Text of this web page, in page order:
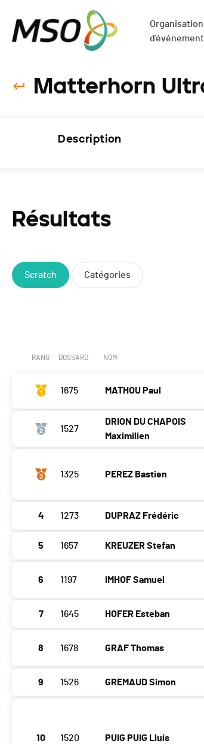
Matterhorn
Description
Résultats
Scratch Catégories
RANG DOSSARD NOM
1675 MATHOU Paul
1527
DRION DU CHAPOIS
Maximilien
1325 PEREZ Bastien
4 1273 DUPRAZ Frédéric
5 1657 KREUZER Stefan
6 1197 IMHOF Samuel
7 1645 HOFER Esteban
8 1678 GRAF Thomas
9 1526 GREMAUD Simon
10 1520 PUIG PUIG Lluís